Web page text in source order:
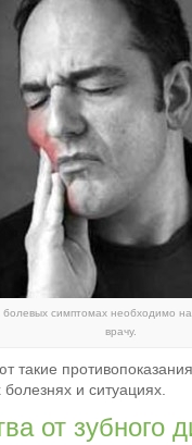
симптомах необходимо
врачу.
такие
и ситуациях.
от зубного